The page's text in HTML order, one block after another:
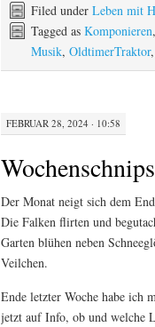
Filed under Leben mit
Tagged as Komponieren,
Musik, OldtimerTraktor,
FEBRUAR 28, 2024 · 10:58
Der Monat neigt sich dem
Die Falken flirten und
Garten blühen neben
Veilchen.
Ende letzter Woche habe ich
jetzt auf Info, ob und welche